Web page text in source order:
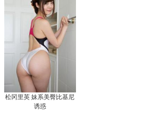
松冈里英 妹系美臀比基尼
诱惑